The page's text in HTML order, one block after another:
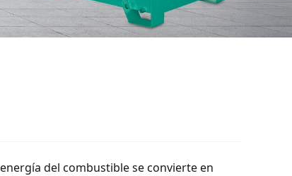
del combustible se convierte en